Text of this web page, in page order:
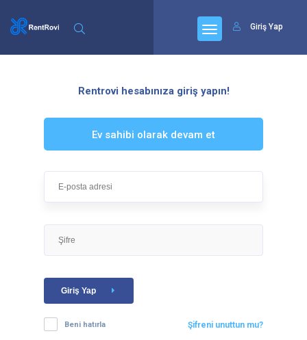
Giriş Yap
Rentrovi hesabınıza giriş yapın!
Ev sahibi olarak devam et
Giriş Yap
Beni hatırla Şifreni unuttun mu?